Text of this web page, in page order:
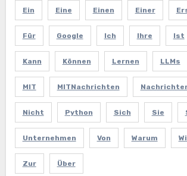
Ein Eine Einen Einer
Für Google Ich Ihre Ist
Kann Können Lernen LLMs
MIT MITNachrichten
Nicht Python Sich Sie
Unternehmen Von Warum
Zur Über